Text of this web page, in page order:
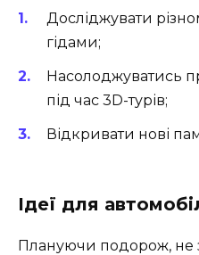
Досліджувати
гідами;
Насолоджуватись
під час 3D-турів;
Відкривати нові
Ідеї для
Плануючи подорож, не